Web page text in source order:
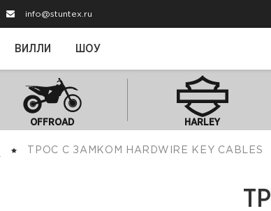
info@stuntex.ru
ВИЛЛИ ШОУ
OFFROAD HARLEY
ТРОС С ЗАМКОМ HARDWIRE KEY CABLES